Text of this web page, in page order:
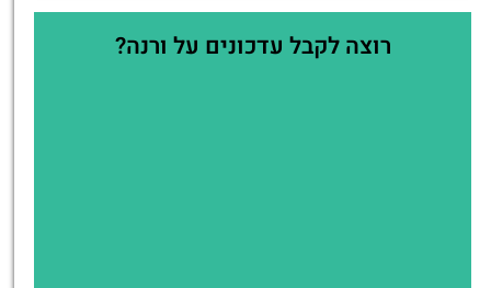
רוצה לקבל עדכונים על ורנה?